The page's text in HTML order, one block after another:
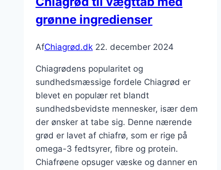
grønne ingredienser
AfChiagrød.dk 22. december 2024
Chiagrødens popularitet og
sundhedsmæssige fordele Chiagrød er
blevet en populær ret blandt
sundhedsbevidste mennesker, især dem
der ønsker at tabe sig. Denne nærende
grød er lavet af chiafrø, som er rige på
omega-3 fedtsyrer, fibre og protein.
Chiafrøene opsuger væske og danner en